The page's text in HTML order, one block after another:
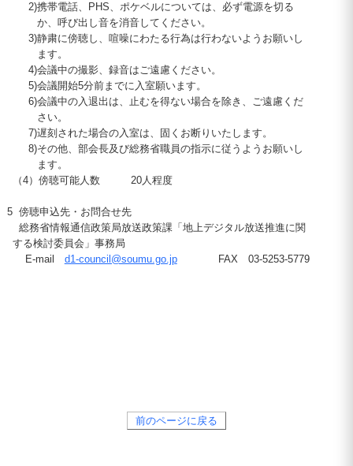
2)携帯電話、 PHS、ポケベルについては、必ず電源を切る
か、呼び出し音を消音してください。
3)静粛に傍聴し、喧噪にわたる行為は行わないようお願いし
ます。
4)会議中の撮影、録音はご遠慮ください。
5)会議開始5分前までに入室願います。
6)会議中の入退出は、止むを得ない場合を除き、ご遠慮くだ
さい。
7)遅刻された場合の入室は、固くお断りいたします。
8)その他、部会長及び総務省職員の指示に従うようお願いし
ます。
（4）傍聴可能人数 20人程度
5傍聴申込先・お問合せ先
総務省情報通信政策局放送政策課「地上デジタル放送推進に関
する検討委員会」事務局
E-mail d1-council@soumu.go.jpFAX 03-5253-5779
前のページに戻る